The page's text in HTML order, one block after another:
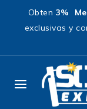
Obten 3%
exclusivas y